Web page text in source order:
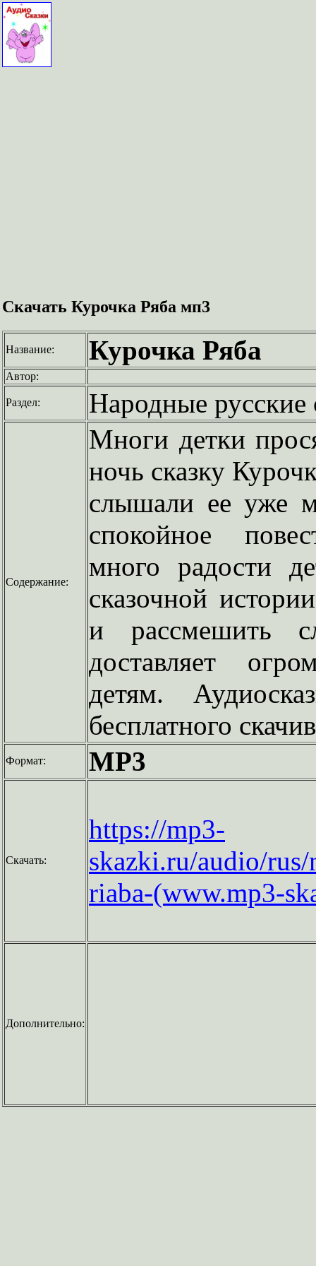
Скачать Курочка Ряба мп3
Название: Курочка Ряба
Автор:
Раздел: Народные русские
Содержание:
Многи детки
ночь сказку
слышали ее уже
спокойное
много радости
сказочной
и рассмешить
доставляет
детям.
бесплатного
Формат: MP3
Скачать:
https://mp3-
skazki.ru/audio/
riaba-(www.mp3-
Дополнительно: